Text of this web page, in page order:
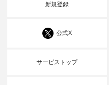
新規登録
公式X
サービストップ